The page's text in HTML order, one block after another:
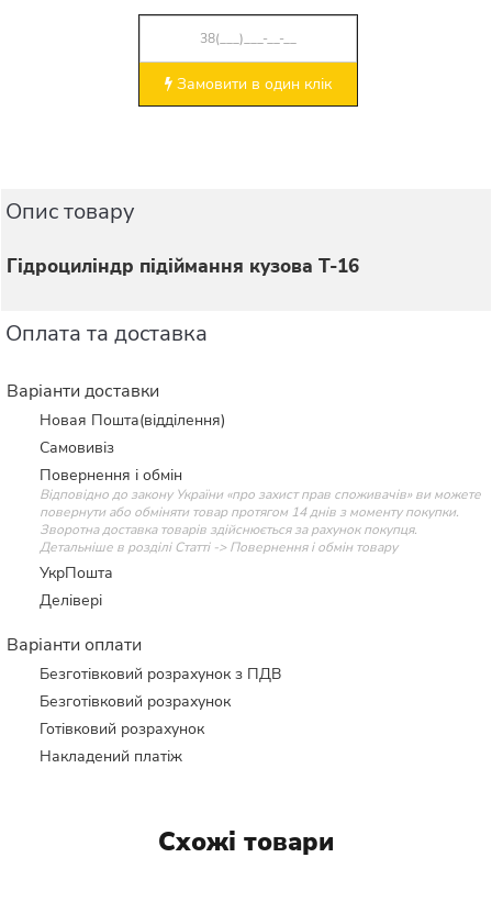
Замовити в один клік
Опис товару
Гідроциліндр підіймання кузова Т-16
Оплата та доставка
Варіанти доставки
Новая Пошта(відділення)
Самовивіз
Повернення і обмін
Відповідно до закону України «про захист прав споживачів» ви можете
повернути або обміняти товар протягом 14 днів з моменту покупки.
Зворотна доставка товарів здійснюється за рахунок покупця.
Детальніше в розділі Статті -> Повернення і обмін товару
УкрПошта
Делівері
Варіанти оплати
Безготівковий розрахунок з ПДВ
Безготівковий розрахунок
Готівковий розрахунок
Накладений платіж
Схожі товари